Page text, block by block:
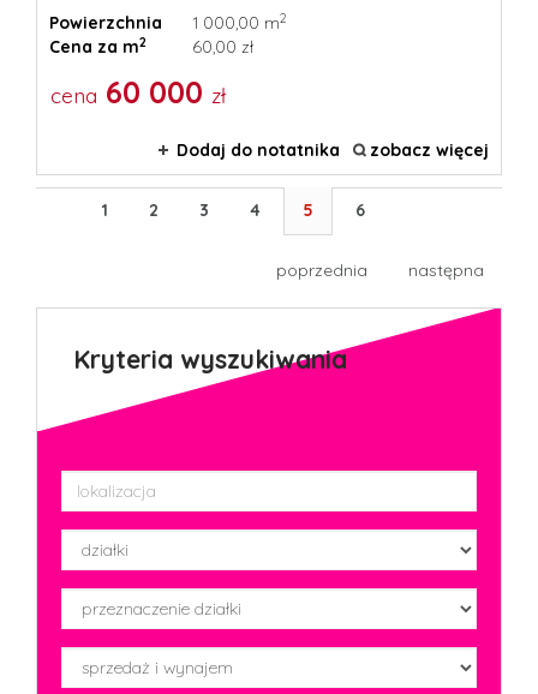
Powierzchnia
1 000,00 m2
Cena za m2 60,00 zł
cena 60 000 zł
Dodaj do notatnika zobacz więcej
1 2 3 4 5 6
poprzednia następna
Kryteria wyszukiwania